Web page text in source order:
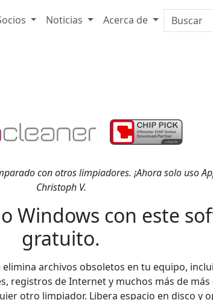
Noticias Acerca de
con otros limpiadores. ¡Ahora solo uso
Christoph V.
Windows con este
gratuito.
archivos obsoletos en tu equipo,
registros de Internet y muchos más de más
otro limpiador. Libera espacio en disco y